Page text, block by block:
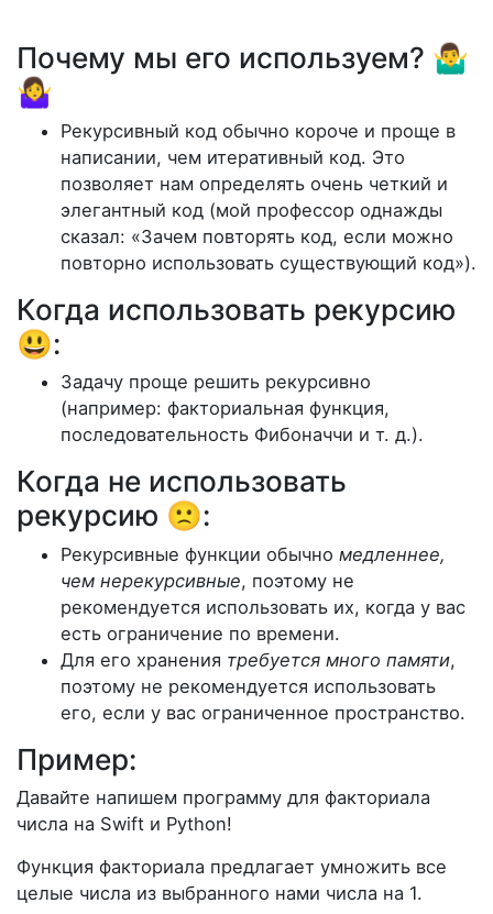
Почему мы его используем? 🤷‍♂
🤷‍♀
Рекурсивный код обычно короче и проще в
написании, чем итеративный код. Это
позволяет нам определять очень четкий и
элегантный код (мой профессор однажды
сказал: «Зачем повторять код, если можно
повторно использовать существующий код»).
Когда использовать рекурсию
😃:
Задачу проще решить рекурсивно
(например: факториальная функция,
последовательность Фибоначчи и т. д.).
Когда не использовать
рекурсию 🙁:
Рекурсивные функции обычно медленнее,
чем нерекурсивные, поэтому не
рекомендуется использовать их, когда у вас
есть ограничение по времени.
Для его хранения требуется много памяти,
поэтому не рекомендуется использовать
его, если у вас ограниченное пространство.
Пример:
Давайте напишем программу для факториала
числа на Swift и Python!
Функция факториала предлагает умножить все
целые числа из выбранного нами числа на 1.